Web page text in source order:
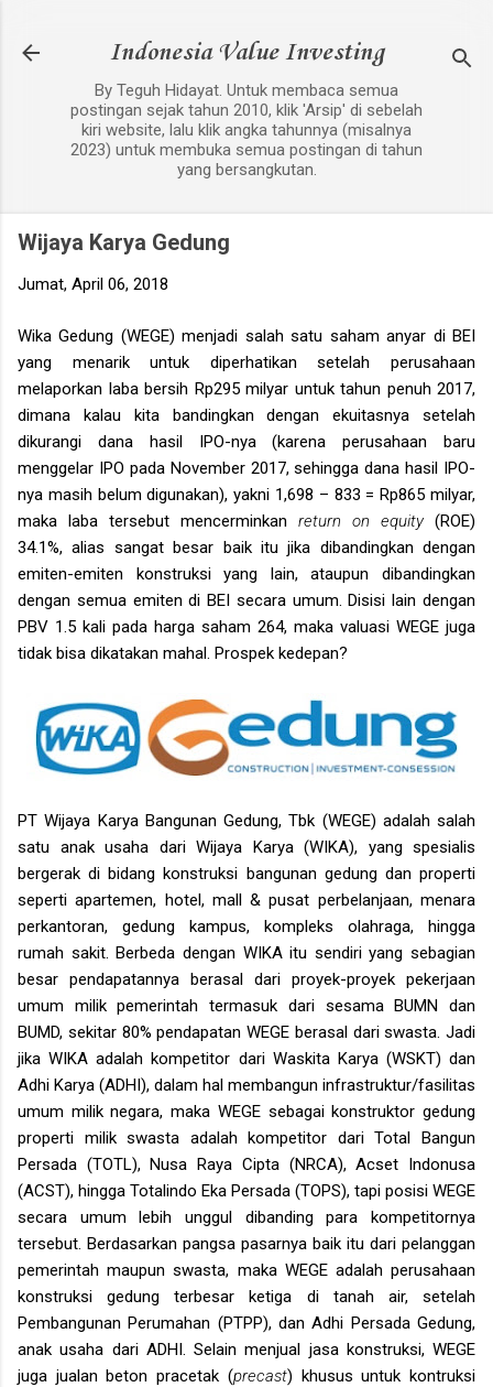
Indonesia Value Investing
By Teguh Hidayat. Untuk membaca semua
postingan sejak tahun 2010, klik 'Arsip' di sebelah
kiri website, lalu klik angka tahunnya (misalnya
2023) untuk membuka semua postingan di tahun
yang bersangkutan.
Wijaya Karya Gedung
Jumat, April 06, 2018
Wika Gedung (WEGE) menjadi salah satu saham anyar di BEI
yang menarik untuk diperhatikan setelah perusahaan
melaporkan laba bersih Rp295 milyar untuk tahun penuh 2017,
dimana kalau kita bandingkan dengan ekuitasnya setelah
dikurangi dana hasil IPO-nya (karena perusahaan baru
menggelar IPO pada November 2017, sehingga dana hasil IPO-
nya masih belum digunakan), yakni 1,698 – 833 = Rp865 milyar,
maka laba tersebut mencerminkan return on equity(ROE)
34.1%, alias sangat besar baik itu jika dibandingkan dengan
emiten-emiten konstruksi yang lain, ataupun dibandingkan
dengan semua emiten di BEI secara umum. Disisi lain dengan
PBV 1.5 kali pada harga saham 264, maka valuasi WEGE juga
tidak bisa dikatakan mahal. Prospek kedepan?
PT Wijaya Karya Bangunan Gedung, Tbk (WEGE) adalah salah
satu anak usaha dari Wijaya Karya (WIKA), yang spesialis
bergerak di bidang konstruksi bangunan gedung dan properti
seperti apartemen, hotel, mall & pusat perbelanjaan, menara
perkantoran, gedung kampus, kompleks olahraga, hingga
rumah sakit. Berbeda dengan WIKA itu sendiri yang sebagian
besar pendapatannya berasal dari proyek-proyek pekerjaan
umum milik pemerintah termasuk dari sesama BUMN dan
BUMD, sekitar 80% pendapatan WEGE berasal dari swasta. Jadi
jika WIKA adalah kompetitor dari Waskita Karya (WSKT) dan
Adhi Karya (ADHI), dalam hal membangun infrastruktur/fasilitas
umum milik negara, maka WEGE sebagai konstruktor gedung
properti milik swasta adalah kompetitor dari Total Bangun
Persada (TOTL), Nusa Raya Cipta (NRCA), Acset Indonusa
(ACST), hingga Totalindo Eka Persada (TOPS), tapi posisi WEGE
secara umum lebih unggul dibanding para kompetitornya
tersebut. Berdasarkan pangsa pasarnya baik itu dari pelanggan
pemerintah maupun swasta, maka WEGE adalah perusahaan
konstruksi gedung terbesar ketiga di tanah air, setelah
Pembangunan Perumahan (PTPP), dan Adhi Persada Gedung,
anak usaha dari ADHI. Selain menjual jasa konstruksi, WEGE
juga jualan beton pracetak (precast) khusus untuk kontruksi